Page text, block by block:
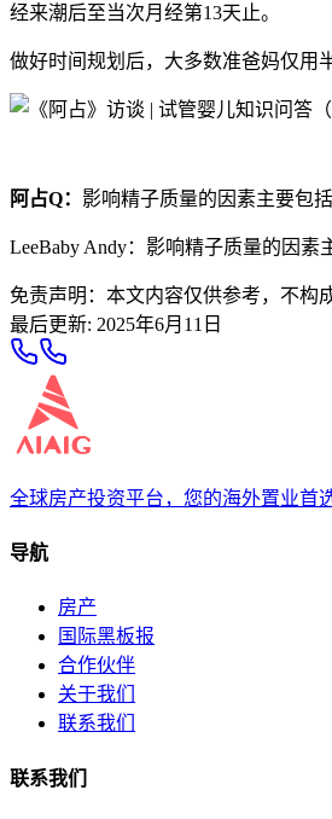
经来潮后至当次月经第13天止。
做好时间规划后，大多数准爸妈仅用
阿占Q： 影响精子质量的因素主要包括
LeeBaby Andy：影响精子质量的因
免责声明：本文内容仅供参考，不构
最后更新: 2025年6月11日
全球房产投资平台，您的海外置业首选
导航
房产
国际黑板报
合作伙伴
关于我们
联系我们
联系我们